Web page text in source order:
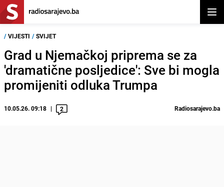
/ VIJESTI / SVIJET
Grad u Njemačkoj priprema se za
'dramatične posljedice': Sve bi mogla
promijeniti odluka Trumpa
10.05.26. 09:18 2 Radiosarajevo.ba